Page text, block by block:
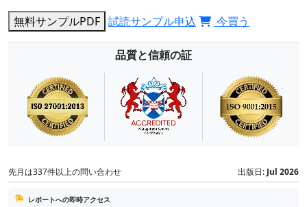
無料サンプルPDF 試読サンプル申込 今買う
品質と信頼の証
先月は337件以上の問い合わせ 出版日: Jul 2026
レポートへの即時アクセス